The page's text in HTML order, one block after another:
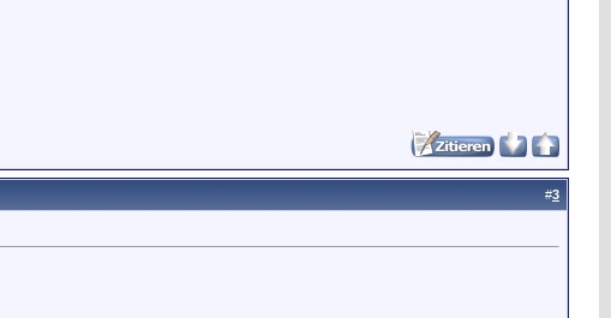
#3